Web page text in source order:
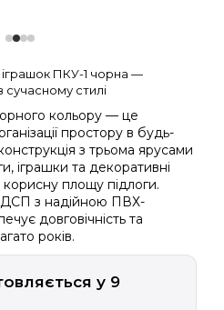
іграшок ПКУ-1 чорна —
стилі
кольору — це
простору в будь-
з трьома ярусами
іграшки та декоративні
площу підлоги.
ДСП з надійною ПВХ-
довговічність та
років.
у 9